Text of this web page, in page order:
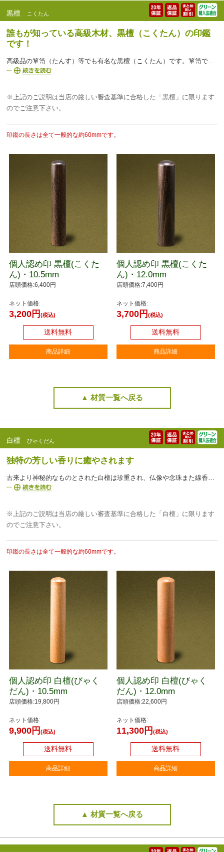
黒檀 こくたん
誰もが知っている高級木材、黒檀（こくたん）の印鑑
です！
高級品の箪笥（たんす）等でも有名な黒檀（こくたん）です。箪笥では高級品ですが、印材くらいの大きさになると多くとれるため印材の中では決して高級品ではなくお手頃感があります。硬い木材で且つ美しい光沢もあるので、古くから高級家具としても重宝されてきました。印鑑の素材としても人気です。
※上記のご説明は当店の厳しい審査基準に合格した「黒檀」に限ります
のでご注意下さい。
印鑑の長さは全て一般的な約60mmです。
個人認め印 黒檀(こくた
ん)・10.5mm
店頭価格:6,400円
ネット価格:
3,200円 (税込)
送料無料
商品詳細
個人認め印 黒檀(こくた
ん)・12.0mm
店頭価格:7,400円
ネット価格:
3,700円 (税込)
送料無料
商品詳細
▲ 材質一覧へ戻る
白檀 びゃくだん
独特の芳しい香りに癒やされます
※上記のご説明は当店の厳しい審査基準に合格した「白檀」に限ります
のでご注意下さい。
印鑑の長さは全て一般的な約60mmです。
個人認め印 白檀(びゃく
だん)・10.5mm
店頭価格:19,800円
ネット価格:
9,900円 (税込)
送料無料
商品詳細
個人認め印 白檀(びゃく
だん)・12.0mm
店頭価格:22,600円
ネット価格:
11,300円 (税込)
送料無料
商品詳細
▲ 材質一覧へ戻る